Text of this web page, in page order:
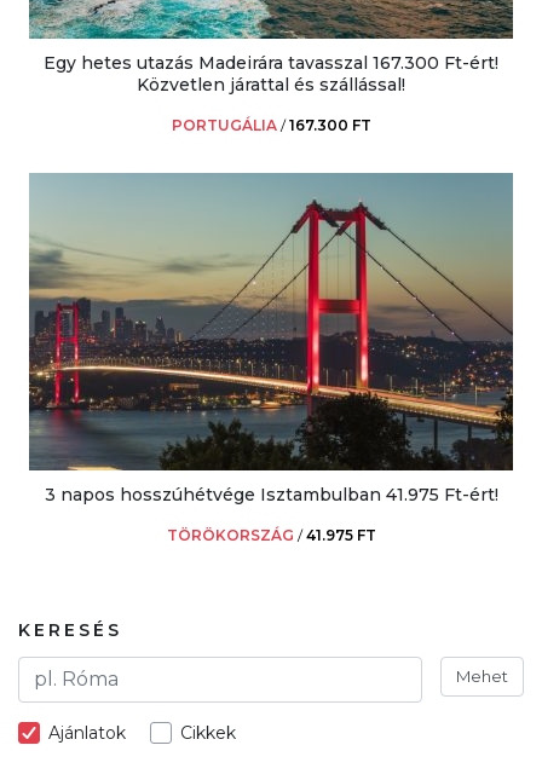
Egy hetes utazás Madeirára tavasszal 167.300 Ft-ért!
Közvetlen járattal és szállással!
PORTUGÁLIA /167.300 FT
3 napos hosszúhétvége Isztambulban 41.975 Ft-ért!
TÖRÖKORSZÁG /41.975 FT
KERESÉS
Mehet
Ajánlatok Cikkek